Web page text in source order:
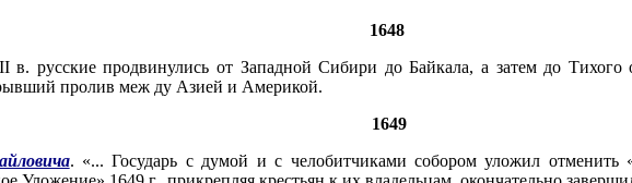
1648
русские продвинулись от Западной Сибири до Байкала, а затем до
пролив меж ду Азией и Америкой.
1649
. «... Государь с думой и с челобитчиками собором уложил отменить